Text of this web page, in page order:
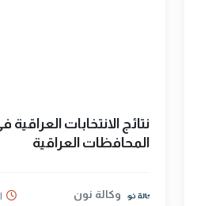
نتائج الانتخابات العراقية
المحافظات العراقية
وكالة نون